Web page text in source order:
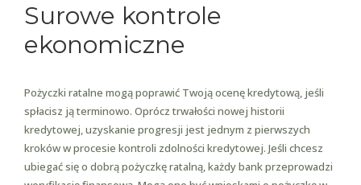
Surowe kontrole
ekonomiczne
Pożyczki ratalne mogą poprawić Twoją ocenę kredytową, jeśli
spłacisz ją terminowo. Oprócz trwałości nowej historii
kredytowej, uzyskanie progresji jest jednym z pierwszych
kroków w procesie kontroli zdolności kredytowej. Jeśli chcesz
ubiegać się o dobrą pożyczkę ratalną, każdy bank przeprowadzi